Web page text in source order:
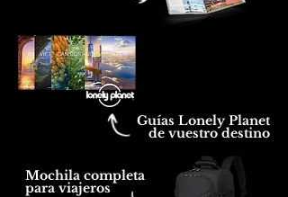
Guías Lonely Planet
de vuestro destino
Mochila completa
para viajeros